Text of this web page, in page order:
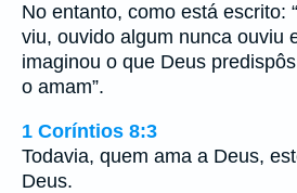
No entanto, como está escrito:
viu, ouvido algum nunca ouviu
imaginou o que Deus
o amam”.
1 Coríntios 8:3
Todavia, quem ama a Deus,
Deus.